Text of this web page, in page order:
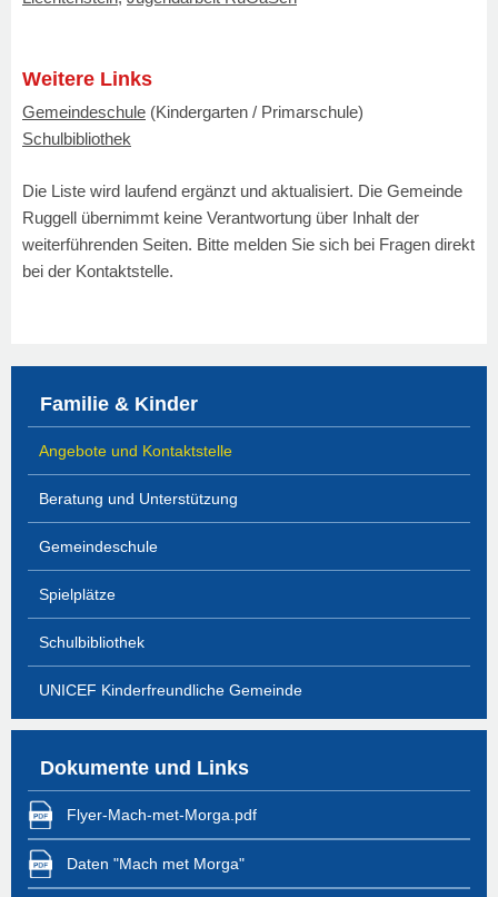
Weitere Links
Gemeindeschule (Kindergarten / Primarschule)
Schulbibliothek
Die Liste wird laufend ergänzt und aktualisiert. Die Gemeinde
Ruggell übernimmt keine Verantwortung über Inhalt der
weiterführenden Seiten. Bitte melden Sie sich bei Fragen direkt
bei der Kontaktstelle.
Familie & Kinder
Angebote und Kontaktstelle
Beratung und Unterstützung
Gemeindeschule
Spielplätze
Schulbibliothek
UNICEF Kinderfreundliche Gemeinde
Dokumente und Links
Flyer-Mach-met-Morga.pdf
Daten "Mach met Morga"